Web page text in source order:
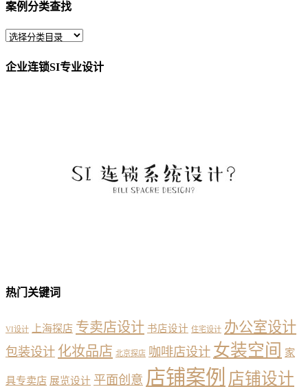
案例分类查找
企业连锁SI专业设计
热门关键词
VI设计 上海探店 专卖店设计 书店设计 住宅设计 办公室设计
包装设计 化妆品店 北京探店 咖啡店设计 女装空间 家
具专卖店 展览设计 平面创意 店铺案例 店铺设计